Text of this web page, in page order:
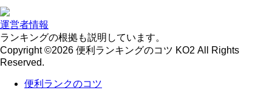
運営者情報
ランキングの根拠も説明しています。
Copyright ©2026 便利ランキングのコツ KO2 All Rights
Reserved.
便利ランクのコツ